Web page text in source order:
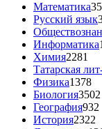
Математика
Русский язык
Информатика
Химия2281
Татарская
Физика1378
Биология3502
География932
История2322